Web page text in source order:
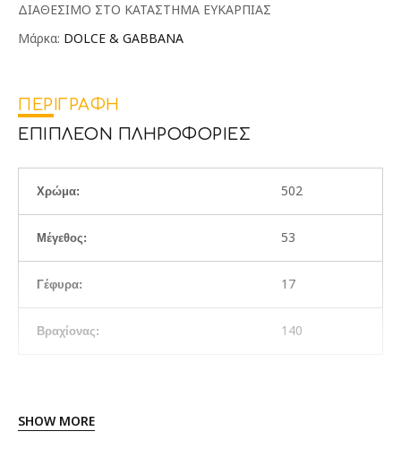
ΔΙΑΘΕΣΙΜΟ ΣΤΟ ΚΑΤΑΣΤΗΜΑ ΕΥΚΑΡΠΙΑΣ
Μάρκα: DOLCE & GABBANA
ΠΕΡΙΓΡΑΦΉ
ΕΠΙΠΛΈΟΝ ΠΛΗΡΟΦΟΡΊΕΣ
Χρώμα: 502
Μέγεθος: 53
Γέφυρα: 17
Βραχίονας: 140
SHOW MORE